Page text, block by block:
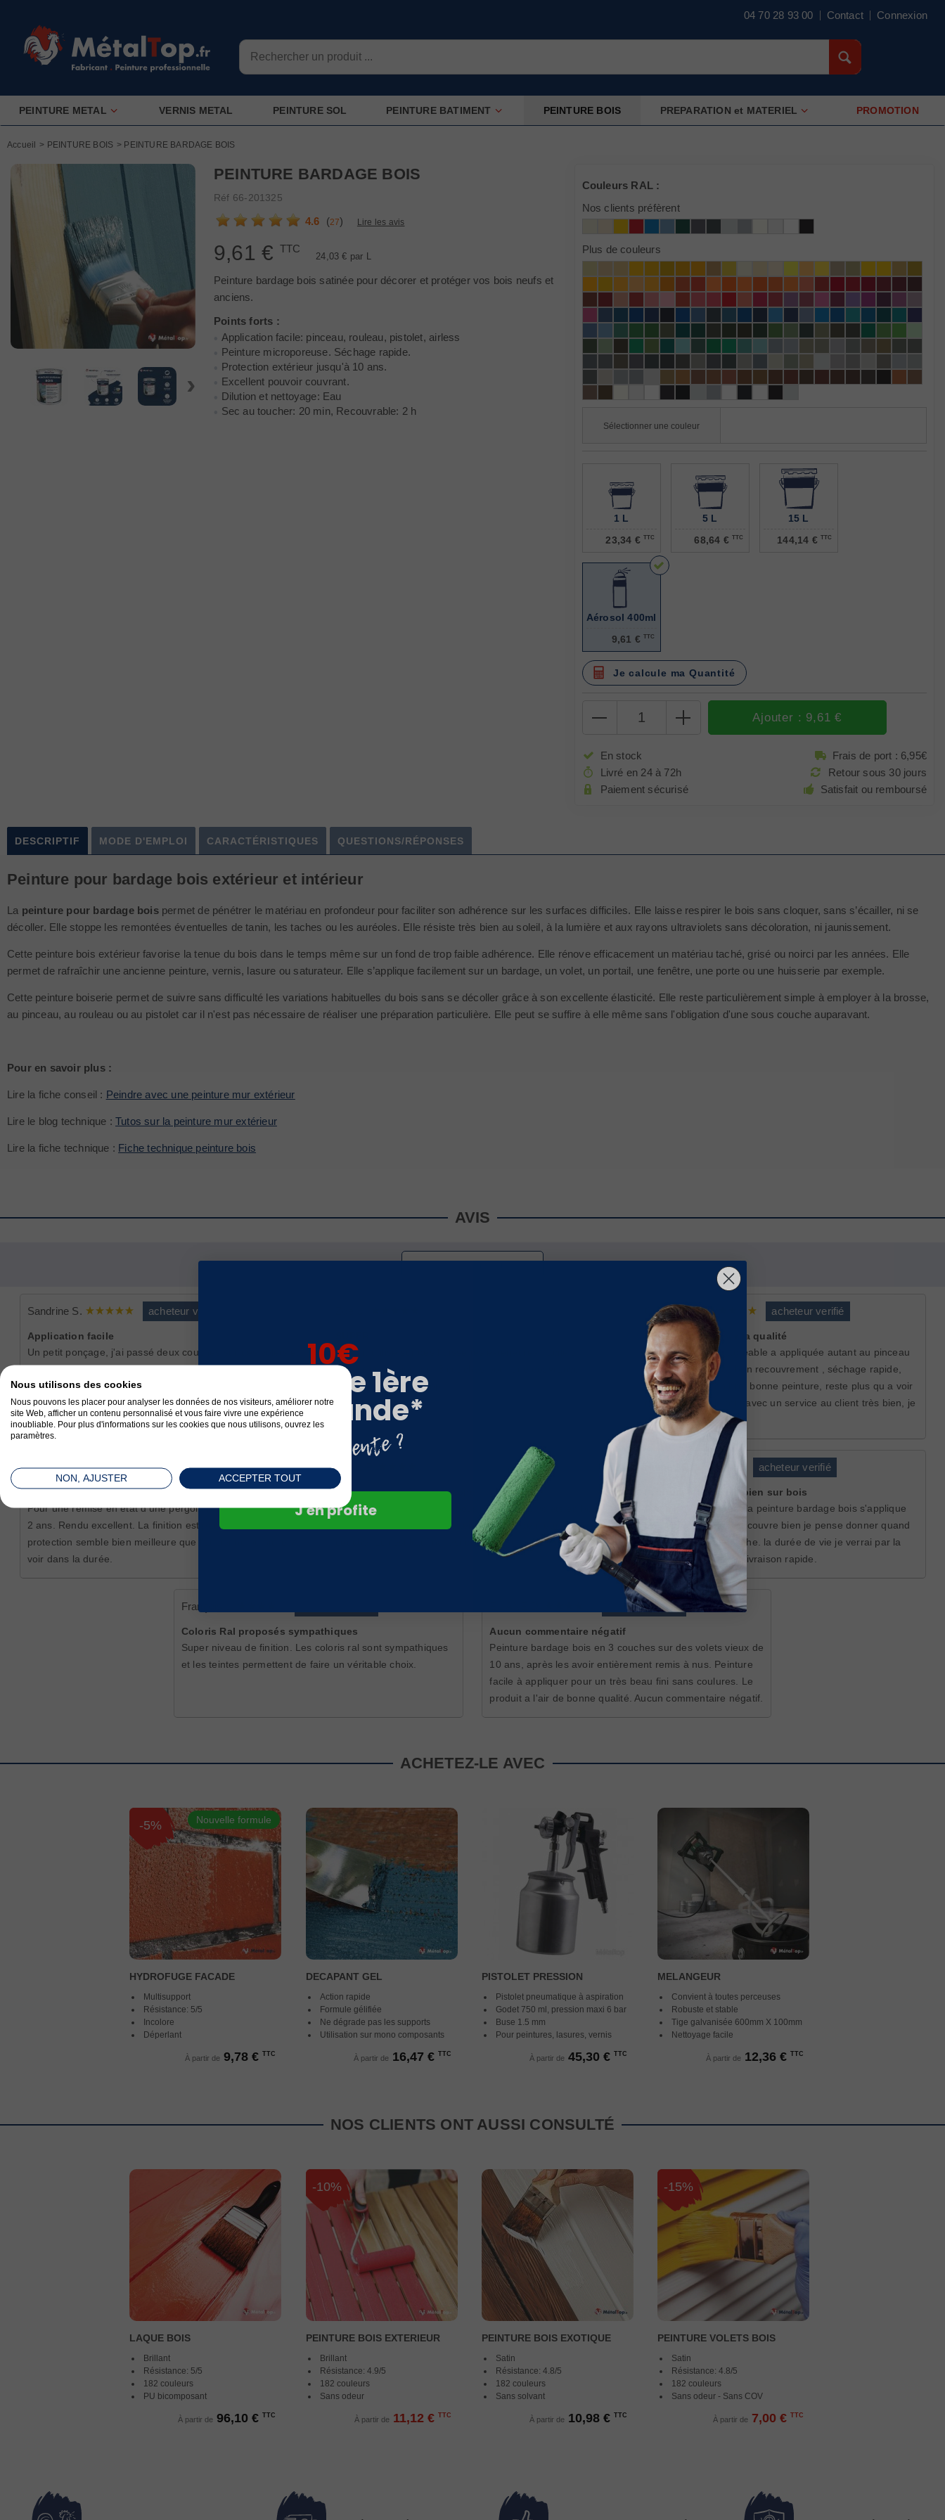
04 70 28 93 00 Contact Connexion
PEINTURE METAL VERNIS METAL PEINTURE SOL PEINTURE BATIMENT PEINTURE BOIS PREPARATION et MATERIEL PROMOTION
Accueil > PEINTURE BOIS > PEINTURE BARDAGE BOIS
›
PEINTURE BARDAGE BOIS
Réf 66-201325
4.6 (27) Lire les avis
9,61 € TTC
24,03 € par L
Peinture bardage bois satinée pour décorer et protéger vos bois neufs et
anciens.
Points forts :
Application facile: pinceau, rouleau, pistolet, airless
Peinture microporeuse. Séchage rapide.
Protection extérieur jusqu'à 10 ans.
Excellent pouvoir couvrant.
Dilution et nettoyage: Eau
Sec au toucher: 20 min, Recouvrable: 2 h
Couleurs RAL :
Nos clients préfèrent
Plus de couleurs
1 L
23,34 € TTC
5 L
68,64 € TTC
15 L
144,14 € TTC
Aérosol 400ml
9,61 € TTC
Je calcule ma Quantité
Ajouter : 9,61 €
En stock
Frais de port : 6,95€
Livré en 24 à 72h
Retour sous 30 jours
Paiement sécurisé
Satisfait ou remboursé
DESCRIPTIF MODE D'EMPLOI CARACTÉRISTIQUES QUESTIONS/RÉPONSES
Peinture pour bardage bois extérieur et intérieur
La peinture pour bardage boispermet de pénétrer le matériau en profondeur pour faciliter son adhérence sur les surfaces difficiles. Elle laisse respirer le bois sans cloquer, sans s’écailler, ni se
décoller. Elle stoppe les remontées éventuelles de tanin, les taches ou les auréoles. Elle résiste très bien au soleil, à la lumière et aux rayons ultraviolets sans décoloration, ni jaunissement.
Cette peinture bois extérieur favorise la tenue du bois dans le temps même sur un fond de trop faible adhérence. Elle rénove efficacement un matériau taché, grisé ou noirci par les années. Elle
permet de rafraîchir une ancienne peinture, vernis, lasure ou saturateur. Elle s’applique facilement sur un bardage, un volet, un portail, une fenêtre, une porte ou une huisserie par exemple.
Cette peinture boiserie permet de suivre sans difficulté les variations habituelles du bois sans se décoller grâce à son excellente élasticité. Elle reste particulièrement simple à employer à la brosse,
au pinceau, au rouleau ou au pistolet car il n'est pas nécessaire de réaliser une préparation particulière. Elle peut se suffire à elle même sans l'obligation d'une sous couche auparavant.
Pour en savoir plus :
Lire la fiche conseil : Peindre avec une peinture mur extérieur
Lire le blog technique : Tutos sur la peinture mur extérieur
Lire la fiche technique : Fiche technique peinture bois
AVIS
Sandrine S. acheteur verifié
Application facile
Un petit ponçage, j'ai passé deux couches sur des volets et
comme il me restait de la peinture blanche, j'ai appliquée
une 3 ème couches qui a encore amélioré le rendu sur les
volets restants.
Produit utilisé sur des huisseries extérieures, facile à
appliquer au pinceau, 3 couches pour une couvrance
impeccable. Rendu top.
Guillaume C. acheteur verifié
Bonne surprise sur la qualité
peinture vraiment agréable a appliquée autant au pinceau
qu au pistolet , tres bon recouvrement , séchage rapide,
tres bon rendu en bref bonne peinture, reste plus qu a voir
dans le temps ,le tout avec un service au client très bien, je
recommande.
François L. acheteur verifié
Excellent produit
Pour une remise en état d'une pergola blanche "vieille" de
2 ans. Rendu excellent. La finition est parfaite et la
protection semble bien meilleure que l'ancienne peinture. A
voir dans la durée.
Régis P. acheteur verifié
Attendre pour 2 eme couche
J"ai acheté cette peinture pour peindre des volets en bois.
J'en suis déçu car j'ai du attendre avant de mettre la 2 ème
couche. Le résultat final est quand même très bien.
acheteur verifié
Peinture s'applique bien sur bois
Aprés léger poncage, la peinture bardage bois s'applique
bien sur le bois et elle couvre bien je pense donner quand
meme une 2eme couche. la durée de vie je verrai par la
suite. Bon conseils et livraison rapide.
François L.
Coloris Ral proposés sympathiques
Super niveau de finition. Les coloris ral sont sympathiques
et les teintes permettent de faire un véritable choix.
acheteur verifié
Aucun commentaire négatif
Peinture bardage bois en 3 couches sur des volets vieux de
10 ans, après les avoir entièrement remis à nus. Peinture
facile à appliquer pour un très beau fini sans coulures. Le
produit a l'air de bonne qualité. Aucun commentaire négatif.
ACHETEZ-LE AVEC
HYDROFUGE FACADE
Multisupport
Résistance: 5/5
Incolore
Déperlant
-5% Nouvelle formule
À partir de 9,78 € TTC
DECAPANT GEL
Action rapide
Formule gélifiée
Ne dégrade pas les supports
Utilisation sur mono composants
À partir de 16,47 € TTC
PISTOLET PRESSION
Pistolet pneumatique à aspiration
Godet 750 ml, pression maxi 6 bar
Buse 1.5 mm
Pour peintures, lasures, vernis
À partir de 45,30 € TTC
MELANGEUR
Convient à toutes perceuses
Robuste et stable
Tige galvanisée 600mm X 100mm
Nettoyage facile
À partir de 12,36 € TTC
NOS CLIENTS ONT AUSSI CONSULTÉ
LAQUE BOIS
Brillant
Résistance: 5/5
182 couleurs
PU bicomposant
À partir de 96,10 € TTC
PEINTURE BOIS EXTERIEUR
Brillant
Résistance: 4.9/5
182 couleurs
Sans odeur
-10%
À partir de 11,12 € TTC
PEINTURE BOIS EXOTIQUE
Satin
Résistance: 4.8/5
182 couleurs
Sans solvant
À partir de 10,98 € TTC
PEINTURE VOLETS BOIS
Satin
Résistance: 4.8/5
182 couleurs
Sans odeur - Sans COV
-15%
À partir de 7,00 € TTC
Longueur
Nb couches
Conseil :
Appliquer la peinture de finition en 2 couches
Nous utilisons des cookies
Nous pouvons les placer pour analyser les données de nos visiteurs, améliorer notre
site Web, afficher un contenu personnalisé et vous faire vivre une expérience
inoubliable. Pour plus d'informations sur les cookies que nous utilisons, ouvrez les
paramètres.
ACCEPTER TOUT
NON, AJUSTER
10€
sur votre 1ère
commande*
J'en profite